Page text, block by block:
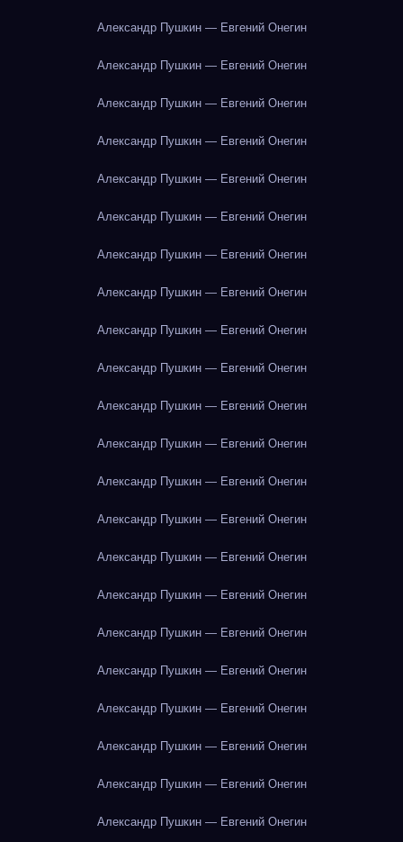
Александр Пушкин — Евгений Онегин
Александр Пушкин — Евгений Онегин
Александр Пушкин — Евгений Онегин
Александр Пушкин — Евгений Онегин
Александр Пушкин — Евгений Онегин
Александр Пушкин — Евгений Онегин
Александр Пушкин — Евгений Онегин
Александр Пушкин — Евгений Онегин
Александр Пушкин — Евгений Онегин
Александр Пушкин — Евгений Онегин
Александр Пушкин — Евгений Онегин
Александр Пушкин — Евгений Онегин
Александр Пушкин — Евгений Онегин
Александр Пушкин — Евгений Онегин
Александр Пушкин — Евгений Онегин
Александр Пушкин — Евгений Онегин
Александр Пушкин — Евгений Онегин
Александр Пушкин — Евгений Онегин
Александр Пушкин — Евгений Онегин
Александр Пушкин — Евгений Онегин
Александр Пушкин — Евгений Онегин
Александр Пушкин — Евгений Онегин